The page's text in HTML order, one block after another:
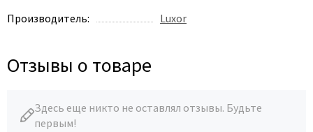
Производитель:
Luxor
Отзывы о товаре
Здесь еще никто не оставлял отзывы. Будьте
первым!